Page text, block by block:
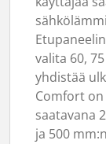
valita 60,
yhdistää
Comfort
saatavana
ja 500